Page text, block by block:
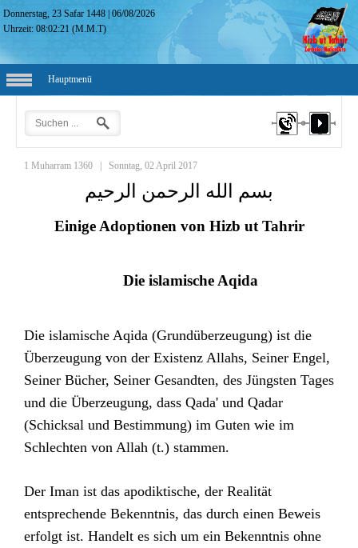
Donnerstag, 23 Safar 1448 |06/08/2026
Uhrzeit:08:02:22 (M.M.T)
Hauptmenü
1 Muharram 1360 Sonntag, 02 April 2017
بسم الله الرحمن الرحيم
Einige Adoptionen von Hizb ut Tahrir
Die islamische Aqida
Die islamische Aqida (Grundüberzeugung) ist die
Überzeugung von der Existenz Allahs, Seiner Engel,
Seiner Bücher, Seiner Gesandten, des Jüngsten Tages
und die Überzeugung, dass Qada' und Qadar
(Schicksal und Bestimmung) im Guten wie im
Schlechten von Allah (t.) stammen.
Der Iman ist das apodiktische, der Realität
entsprechende Bekenntnis, das durch einen Beweis
erfolgt ist. Handelt es sich um ein Bekenntnis ohne